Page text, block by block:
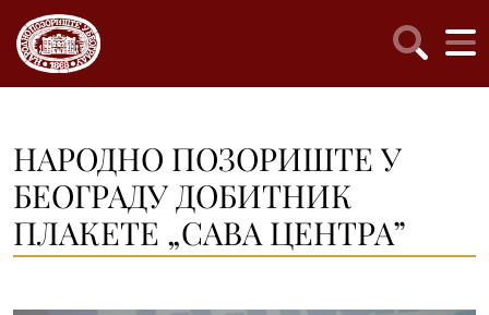
НАРОДНО ПОЗОРИШТЕ У
БЕОГРАДУ ДОБИТНИК
ПЛАКЕТЕ „САВА ЦЕНТРА”